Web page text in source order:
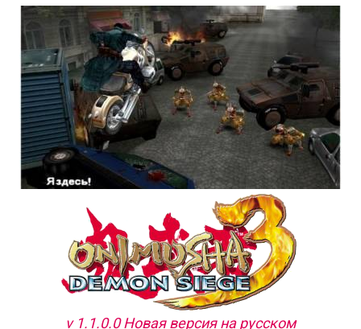
v 1.1.0.0 Новая версия на русском